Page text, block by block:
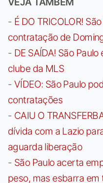
- É DO TRICOLOR!
contratação de
- DE SAÍDA! São
clube da MLS
- VÍDEO: São Paulo
contratações
- CAIU O
dívida com a Lazio
aguarda liberação
- São Paulo acerta
peso, mas esbarra em